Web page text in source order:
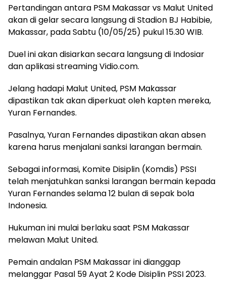
Pertandingan antara PSM Makassar vs Malut United
akan di gelar secara langsung di Stadion BJ Habibie,
Makassar, pada Sabtu (10/05/25) pukul 15.30 WIB.
Duel ini akan disiarkan secara langsung di Indosiar
dan aplikasi streaming Vidio.com.
Jelang hadapi Malut United, PSM Makassar
dipastikan tak akan diperkuat oleh kapten mereka,
Yuran Fernandes.
Pasalnya, Yuran Fernandes dipastikan akan absen
karena harus menjalani sanksi larangan bermain.
Sebagai informasi, Komite Disiplin (Komdis) PSSI
telah menjatuhkan sanksi larangan bermain kepada
Yuran Fernandes selama 12 bulan di sepak bola
Indonesia.
Hukuman ini mulai berlaku saat PSM Makassar
melawan Malut United.
Pemain andalan PSM Makassar ini dianggap
melanggar Pasal 59 Ayat 2 Kode Disiplin PSSI 2023.